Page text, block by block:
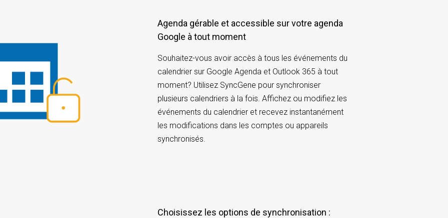
Agenda gérable et accessible sur votre agenda
Google à tout moment
Souhaitez-vous avoir accès à tous les événements du
calendrier sur Google Agenda et Outlook 365 à tout
moment? Utilisez SyncGene pour synchroniser
plusieurs calendriers à la fois. Affichez ou modifiez les
événements du calendrier et recevez instantanément
les modifications dans les comptes ou appareils
synchronisés.
Choisissez les options de synchronisation :